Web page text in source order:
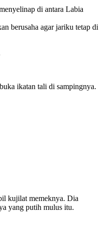
di antara Labia
berusaha agar jariku tetap di
ikatan tali di sampingnya.
kujilat memeknya. Dia
yang putih mulus itu.